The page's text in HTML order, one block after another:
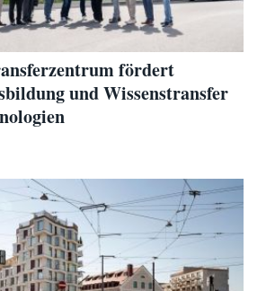
fördert
und Wissenstransfer